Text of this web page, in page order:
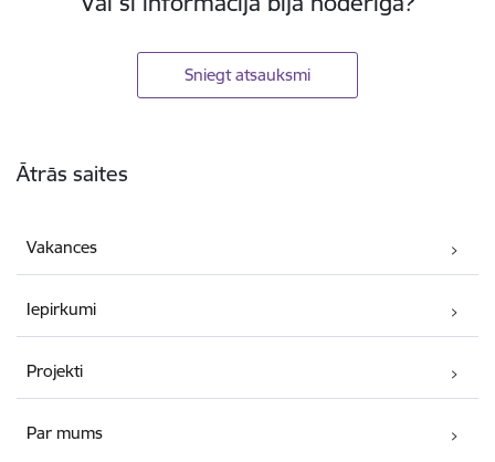
Sniegt atsauksmi
Ātrās saites
Vakances
Iepirkumi
Projekti
Par mums